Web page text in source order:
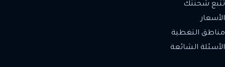
تتبع شحنتك
الأسعار
مناطق التغطية
الأسئلة الشائعة